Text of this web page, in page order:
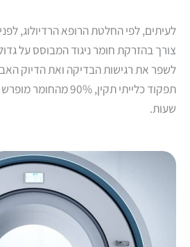
לעיתים, לפי החלטת הרופא הרדיולוג,
צורך בהזרקת חומר ניגוד המבוסס על
לשפר את רגישות הבדיקה ואת הדיוק
שעות.